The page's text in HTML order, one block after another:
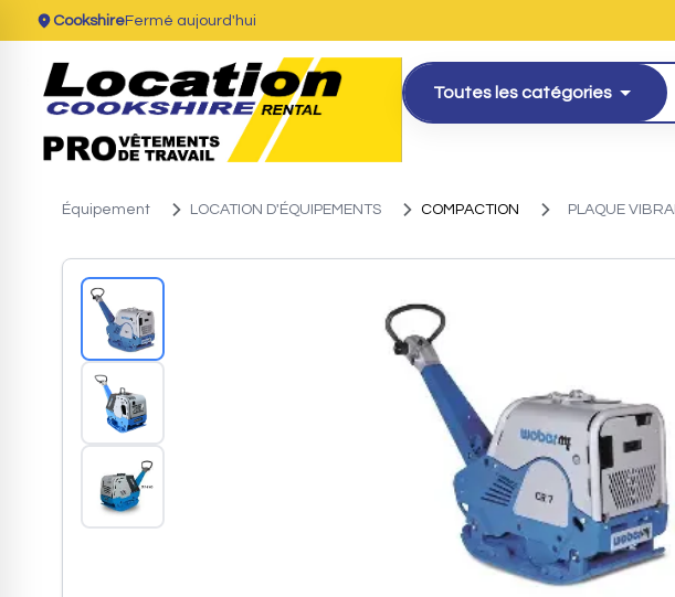
CookshireFermé aujourd'hui
Toutes les catégories
Équipement LOCATION D'ÉQUIPEMENTS COMPACTION PLAQUE